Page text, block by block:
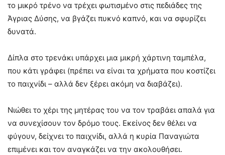
το μικρό τρένο να τρέχει φωτισμένο στις πεδιάδες της
Άγριας Δύσης, να βγάζει πυκνό καπνό, και να σφυρίζει
δυνατά.
Δίπλα στο τρενάκι υπάρχει μια μικρή χάρτινη ταμπέλα,
που κάτι γράφει (πρέπει να είναι τα χρήματα που κοστίζει
το παιχνίδι – αλλά δεν ξέρει ακόμη να διαβάζει).
Νιώθει το χέρι της μητέρας του να τον τραβάει απαλά για
να συνεχίσουν τον δρόμο τους. Εκείνος δεν θέλει να
φύγουν, δείχνει το παιχνίδι, αλλά η κυρία Παναγιώτα
επιμένει και τον αναγκάζει να την ακολουθήσει.